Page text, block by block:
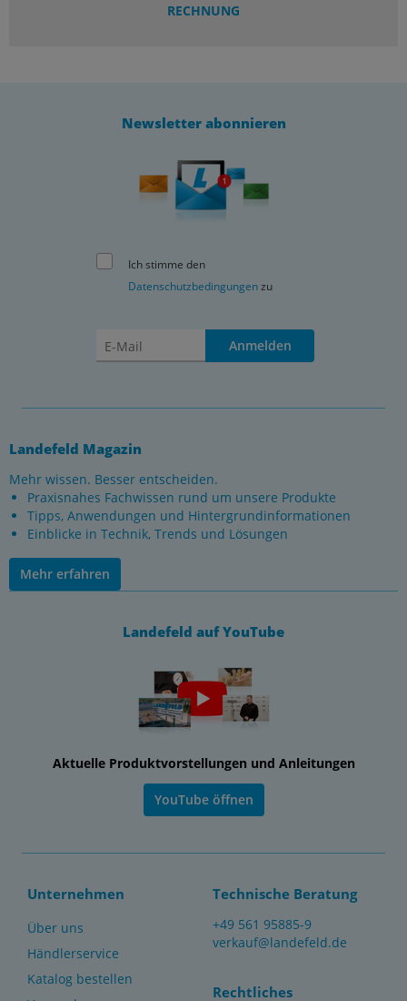
RECHNUNG
Newsletter abonnieren
Ich stimme den
Datenschutzbedingungenzu
Anmelden
Landefeld Magazin
Mehr wissen. Besser entscheiden.
Praxisnahes Fachwissen rund um unsere Produkte
Tipps, Anwendungen und Hintergrundinformationen
Einblicke in Technik, Trends und Lösungen
Mehr erfahren
Landefeld auf YouTube
Aktuelle Produktvorstellungen und Anleitungen
YouTube öffnen
Unternehmen
Über uns
Händlerservice
Katalog bestellen
Technische Beratung
+49 561 95885-9
verkauf@landefeld.de
Rechtliches